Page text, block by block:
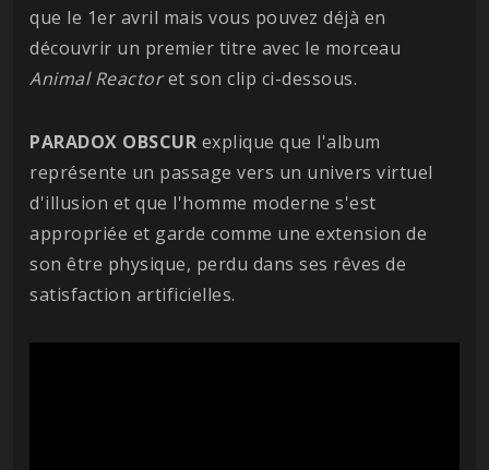
que le 1er avril mais vous pouvez déjà en
découvrir un premier titre avec le morceau
Animal Reactoret son clip ci-dessous.
PARADOX OBSCUR explique que l'album
représente un passage vers un univers virtuel
d'illusion et que l'homme moderne s'est
appropriée et garde comme une extension de
son être physique, perdu dans ses rêves de
satisfaction artificielles.